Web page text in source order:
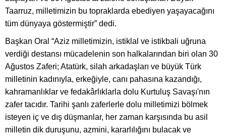
Taarruz, milletimizin bu topraklarda ebediyen yaşayacağını
tüm dünyaya göstermiştir” dedi.
Başkan Oral “Aziz milletimizin, istiklal ve istikbali uğruna
verdiği destansı mücadelenin son halkalarından biri olan 30
Ağustos Zaferi; Atatürk, silah arkadaşları ve büyük Türk
milletinin kadınıyla, erkeğiyle, canı pahasına kazandığı,
kahramanlıklar ve fedakârlıklarla dolu Kurtuluş Savaşı'nın
zafer tacıdır. Tarihi şanlı zaferlerle dolu milletimizi bölmek
isteyen iç ve dış düşmanlar, her zaman karşısında bu asil
milletin dik duruşunu, azmini, kararlılığını bulacak ve